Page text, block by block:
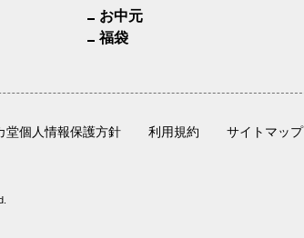
お中元
福袋
堂個人情報保護方針 利用規約 サイトマップ